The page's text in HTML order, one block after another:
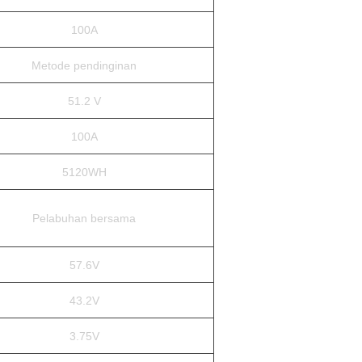
100A
Metode pendinginan
51.2 V
100A
5120WH
Pelabuhan bersama
57.6V
43.2V
3.75V